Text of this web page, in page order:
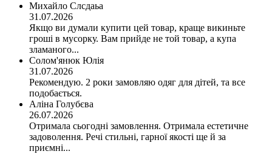
Михайло Слсдаьа
31.07.2026
Якщо ви думали купити цей товар, краще викиньте
гроші в мусорку. Вам прийде не той товар, а купа
зламаного...
Солом'янюк Юлія
31.07.2026
Рекомендую. 2 роки замовляю одяг для дітей, та все
подобається.
Аліна Голубєва
26.07.2026
Отримала сьогодні замовлення. Отримала естетичне
задоволення. Речі стильні, гарної якості ще й за
приємні...